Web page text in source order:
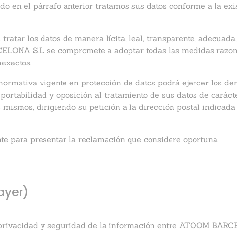
en el párrafo anterior tratamos sus datos conforme a la
los datos de manera lícita, leal, transparente,
S.L se compromete a adoptar todas las medidas
vigente en protección de datos podrá ejercer los
y oposición al tratamiento de sus datos de
dirigiendo su petición a la dirección postal
para presentar la reclamación que considere oportuna.
y seguridad de la información entre ATOOM